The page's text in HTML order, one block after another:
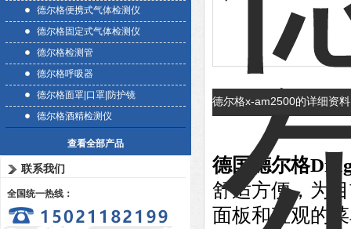
德尔格便携式气体检测仪
德尔格固定式气体检测仪
德尔格检测管
德尔格呼吸器
德尔格面罩|口罩|防护镜
德尔格酒精检测仪
查看全部产品
联系我们
全国统一热线：
德尔格x-am2500的详细资
德国德尔格
舒适方便，为
面板和直观的